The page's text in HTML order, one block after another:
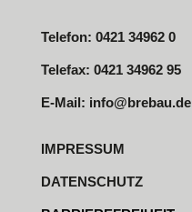
Telefon: 0421 34962 0
Telefax: 0421 34962 95
E-Mail: info@brebau.de
IMPRESSUM
DATENSCHUTZ